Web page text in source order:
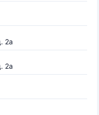
2а
2а